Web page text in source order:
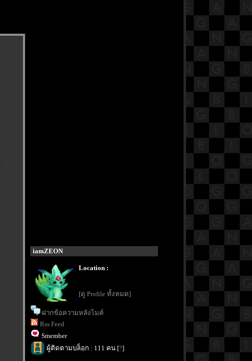
iamZEON
Location :
[ดู Profile ทั้งหมด]
ฝากข้อความหลังไมค์
Rss Feed
Smember
ผู้ติดตามบล็อก : 111 คน [?]